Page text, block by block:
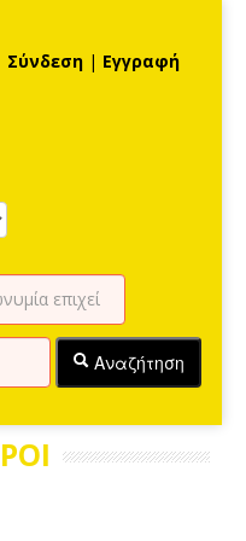
Σύνδεση | Εγγραφή
Αναζήτηση